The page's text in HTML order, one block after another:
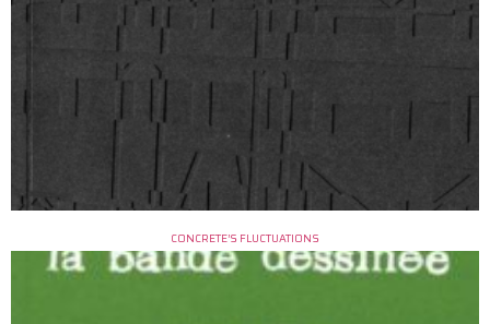
CONCRETE’S FLUCTUATIONS